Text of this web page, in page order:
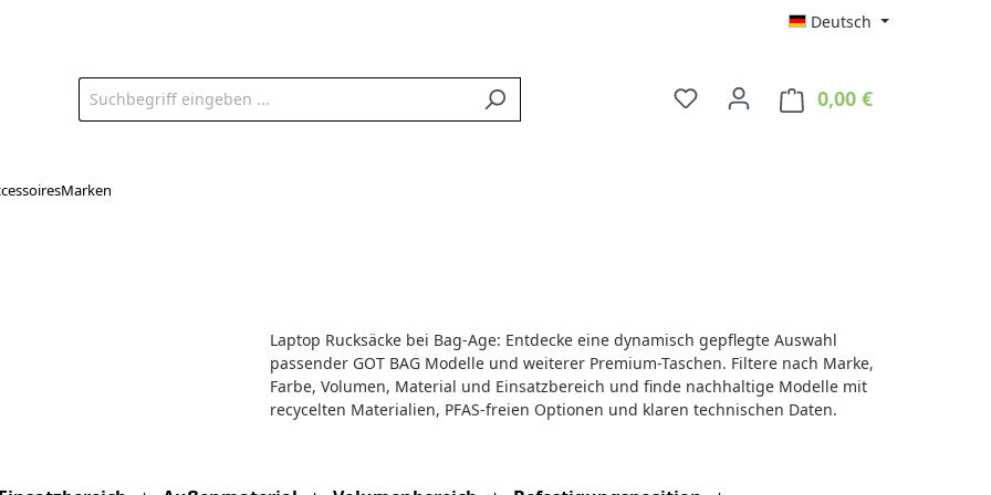
Deutsch
Du hast 0 Produkte auf dem
0,00 €Warenkorb
Marken
Laptop Rucksäcke bei Bag-Age: Entdecke eine dynamisch gepflegte Auswahl
passender GOT BAG Modelle und weiterer Premium-Taschen. Filtere nach Marke,
Farbe, Volumen, Material und Einsatzbereich und finde nachhaltige Modelle mit
recycelten Materialien, PFAS-freien Optionen und klaren technischen Daten.